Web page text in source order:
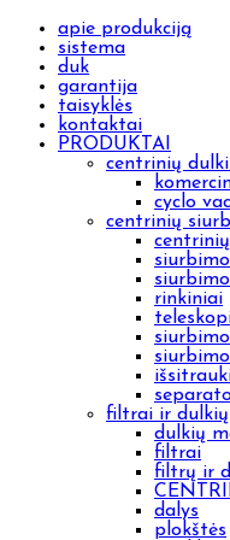
apie produkciją
sistema
duk
garantija
taisyklės
kontaktai
PRODUKTAI
centrinių
cyclo
centrinių
rinkiniai
filtrai ir
dulkių
filtrai
filtrų ir
dalys
plokštės